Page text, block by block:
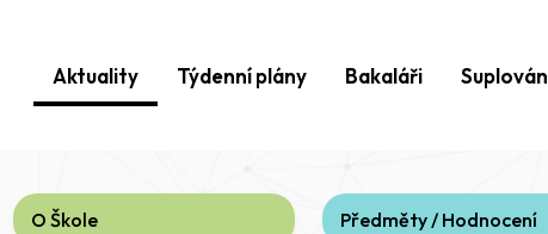
Aktuality Týdenní plány Bakaláři
O Škole Předměty / Hodnocení